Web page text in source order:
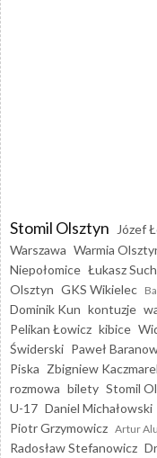
Stomil Olsztyn Józef
Warszawa Warmia
Niepołomice Łukasz
Olsztyn GKS Wikielec
Dominik Kun kontuzje
Pelikan Łowicz kibice
Świderski Paweł
Piska Zbigniew
rozmowa bilety Stomil
U-17 Daniel Michałowski
Piotr Grzymowicz Artur
Radosław Stefanowicz